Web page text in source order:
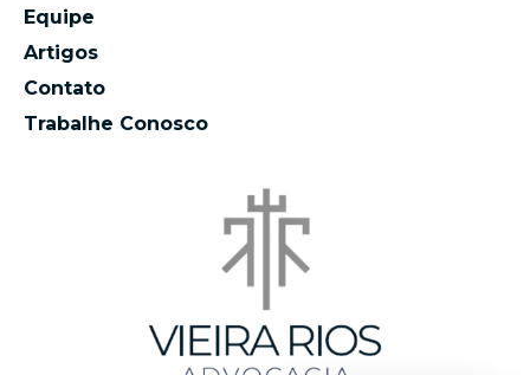
Equipe
Artigos
Contato
Trabalhe Conosco